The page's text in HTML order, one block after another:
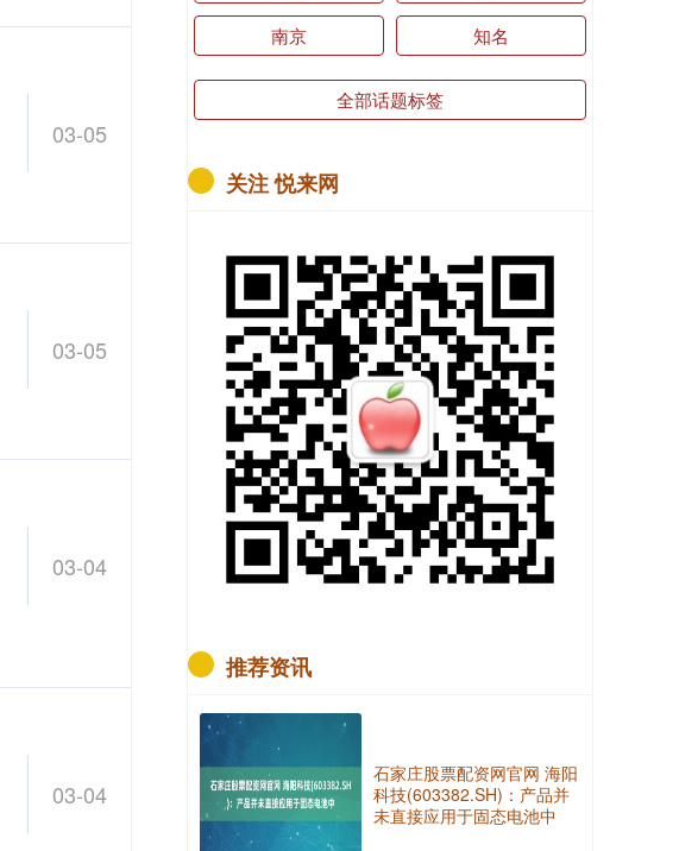
03-05
03-05
03-04
03-04
南京 知名
全部话题标签
关注 悦来网
推荐资讯
石家庄股票配资网官网 海阳
科技(603382.SH)：产品并
未直接应用于固态电池中